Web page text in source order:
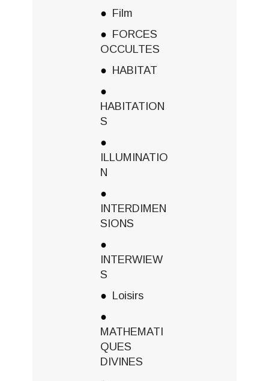
Film
FORCES
OCCULTES
HABITAT
HABITATION
S
ILLUMINATIO
N
INTERDIMEN
SIONS
INTERWIEW
S
Loisirs
MATHEMATI
QUES
DIVINES